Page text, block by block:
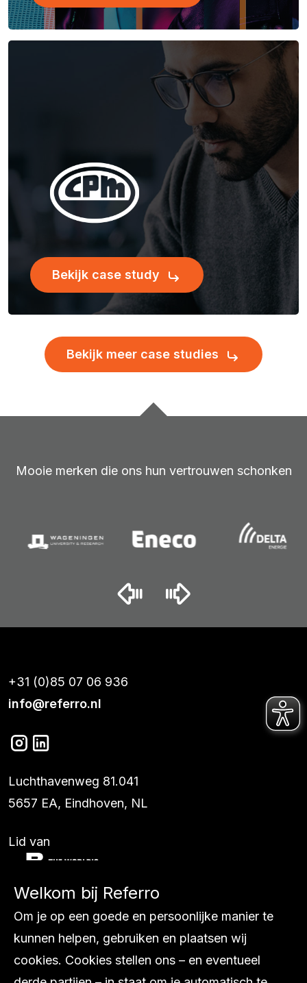
Bekijk case study
Bekijk meer case studies
Mooie merken die ons hun vertrouwen schonken
+31 (0)85 07 06 936
info@referro.nl
Luchthavenweg 81.041
5657 EA, Eindhoven, NL
Lid van
Diensten
Ons werk
Internationaal
Welkom bij Referro
Om je op een goede en persoonlijke manier te
kunnen helpen, gebruiken en plaatsen wij
cookies. Cookies stellen ons – en eventueel